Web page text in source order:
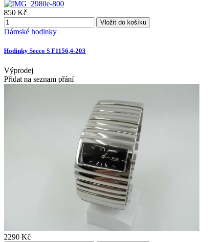
850 Kč
Vložit do košíku
Dámské hodinky
Hodinky Secco S F1156,4-203
Výprodej
Přidat na seznam přání
2290 Kč